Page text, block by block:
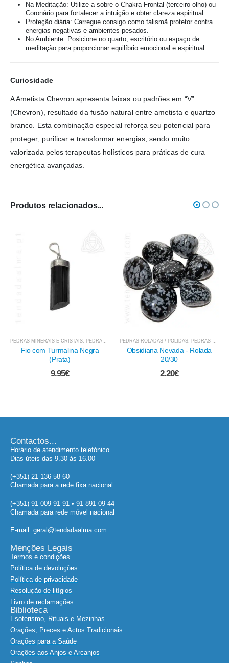
Na Meditação: Utilize-a sobre o Chakra Frontal (terceiro olho) ou
Coronário para fortalecer a intuição e obter clareza espiritual.
Proteção diária: Carregue consigo como talismã protetor contra
energias negativas e ambientes pesados.
No Ambiente: Posicione no quarto, escritório ou espaço de
meditação para proporcionar equilíbrio emocional e espiritual.
Curiosidade
A Ametista Chevron apresenta faixas ou padrões em “V”
(Chevron), resultado da fusão natural entre ametista e quartzo
branco. Esta combinação especial reforça seu potencial para
proteger, purificar e transformar energias, sendo muito
valorizada pelos terapeutas holísticos para práticas de cura
energética avançadas.
Produtos relacionados...
, PEDRAS - TURMALINA NEGRA
PEDRAS ROLADAS / POLIDAS ,PEDRAS MINERAIS E CRISTAIS
Obsidiana Nevada - Rolada
20/30
2.20€
PEDRAS NATURAIS / BRUTO
Pirite Peruana - Chispa 30/50
3.50€
Contactos...
Horário de atendimento telefónico
Dias úteis das 9.30 às 16.00
(+351) 21 136 58 60
Chamada para a rede fixa nacional
(+351) 91 009 91 91 • 91 891 09 44
Chamada para rede móvel nacional
E-mail: geral@tendadaalma.com
Menções Legais
Termos e condições
Política de devoluções
Política de privacidade
Resolução de litígios
Livro de reclamações
Biblioteca
Esoterismo, Rituais e Mezinhas
Orações, Preces e Actos Tradicionais
Orações para a Saúde
Orações aos Anjos e Arcanjos